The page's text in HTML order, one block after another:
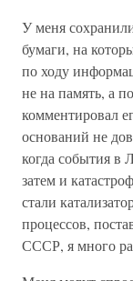
У меня
бумаги, на
по ходу
не на память, а
комментировал
оснований не
когда события в
затем и
стали
процессов,
СССР, я много